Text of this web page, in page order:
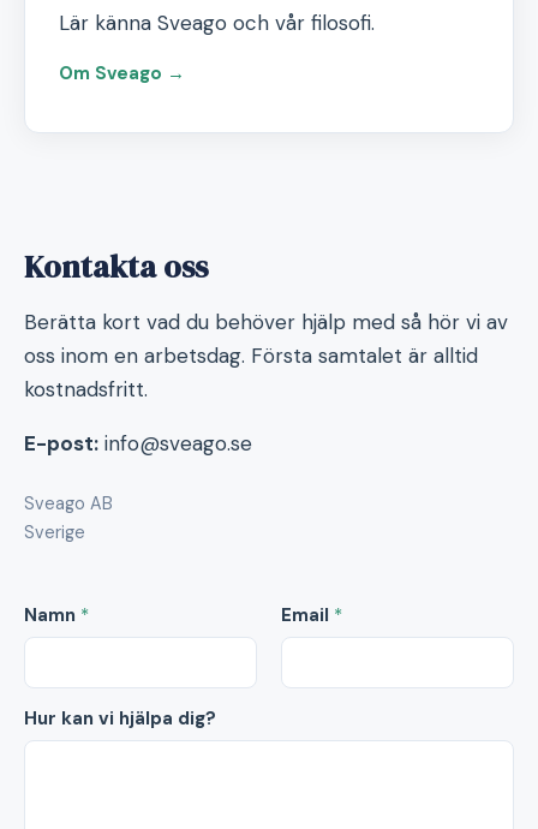
Lär känna Sveago och vår filosofi.
Om Sveago →
Kontakta oss
Berätta kort vad du behöver hjälp med så hör vi av
oss inom en arbetsdag. Första samtalet är alltid
kostnadsfritt.
E-post: info@sveago.se
Sveago AB
Sverige
Namn * Email *
Hur kan vi hjälpa dig?